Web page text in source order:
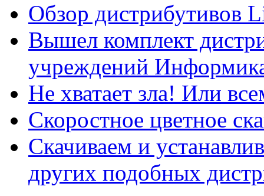
Обзор дистрибутивов
Вышел комплект
учреждений
Не хватает зла! Или
Скоростное цветное
Скачиваем и
других подобных